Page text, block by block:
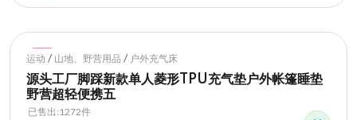
Hot
运动 / 山地、野营用品 / 户外充气床
源头工厂脚踩新款单人菱形TPU充气垫户外帐篷睡垫
野营超轻便携五
已售出:1272件